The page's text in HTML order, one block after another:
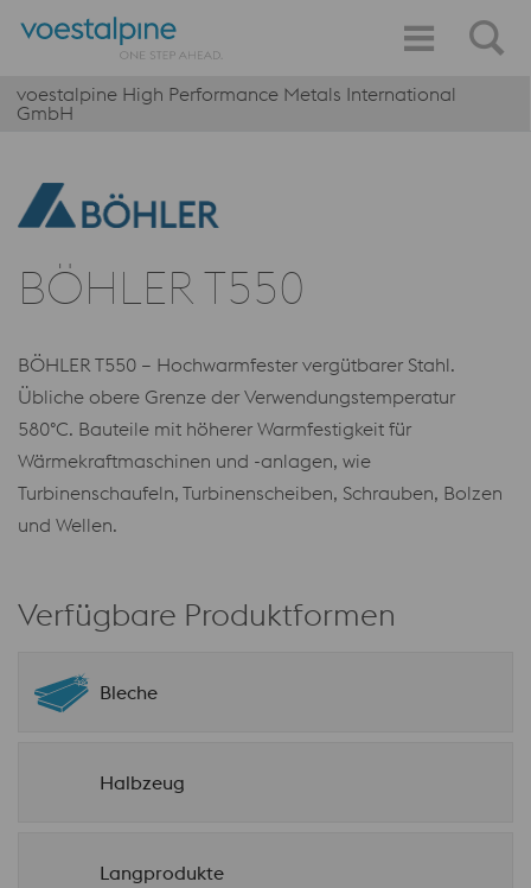
voestalpine High Performance Metals International
GmbH
BÖHLER T550
BÖHLER T550 – Hochwarmfester vergütbarer Stahl.
Übliche obere Grenze der Verwendungstemperatur
580°C. Bauteile mit höherer Warmfestigkeit für
Wärmekraftmaschinen und -anlagen, wie
Turbinenschaufeln, Turbinenscheiben, Schrauben, Bolzen
und Wellen.
Verfügbare Produktformen
Bleche
Halbzeug
Langprodukte